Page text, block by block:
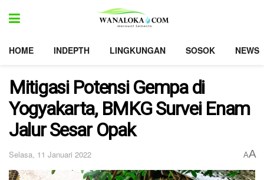
HOME INDEPTH LINGKUNGAN SOSOK NEWS
Mitigasi Potensi Gempa di
Yogyakarta, BMKG Survei Enam
Jalur Sesar Opak
Selasa, 11 Januari 2022 AA